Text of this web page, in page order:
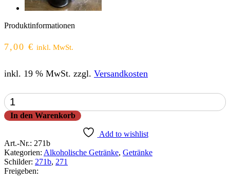
Produktinformationen
7,00 € inkl. MwSt.
inkl. 19 % MwSt. zzgl. Versandkosten
Weißwein
0,7l
Menge
In den Warenkorb
Add to wishlist
Art.-Nr.: 271b
Kategorien: Alkoholische Getränke, Getränke
Schilder: 271b, 271
Freigeben: